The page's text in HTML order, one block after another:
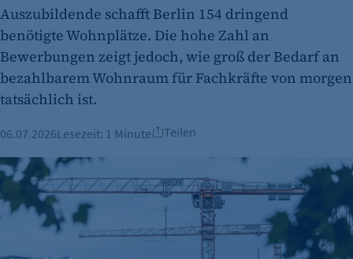
Auszubildende schafft Berlin 154 dringend
benötigte Wohnplätze. Die hohe Zahl an
Bewerbungen zeigt jedoch, wie groß der Bedarf an
bezahlbarem Wohnraum für Fachkräfte von morgen
tatsächlich ist.
06.07.2026Lesezeit: 1 Minute Teilen